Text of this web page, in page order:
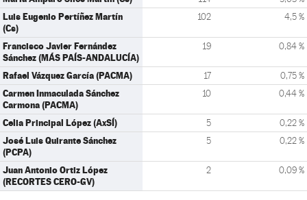
Luis Eugenio Pertíñez Martín
(Cs)
102 4,5 %
Francisco Javier Fernández
Sánchez (MÁS PAÍS-ANDALUCÍA)
19 0,84 %
Rafael Vázquez García (PACMA) 17 0,75 %
Carmen Inmaculada Sánchez
Carmona (PACMA)
10 0,44 %
Celia Principal López (AxSÍ) 5 0,22 %
José Luis Quirante Sánchez
(PCPA)
5 0,22 %
Juan Antonio Ortiz López
(RECORTES CERO-GV)
2 0,09 %